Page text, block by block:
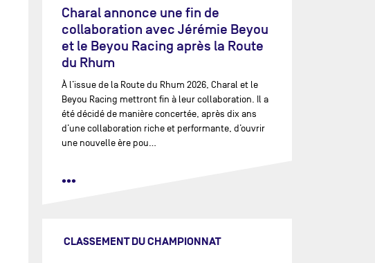
Charal annonce une fin de
collaboration avec Jérémie Beyou
et le Beyou Racing après la Route
du Rhum
À l’issue de la Route du Rhum 2026, Charal et le
Beyou Racing mettront fin à leur collaboration. Il a
été décidé de manière concertée, après dix ans
d’une collaboration riche et performante, d’ouvrir
une nouvelle ère pou…
•••
CLASSEMENT DU CHAMPIONNAT